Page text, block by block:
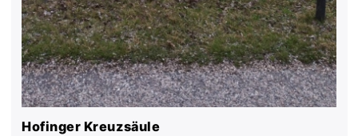
Hofinger Kreuzsäule